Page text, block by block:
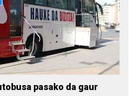
pasako da gaur